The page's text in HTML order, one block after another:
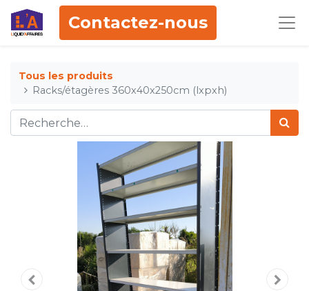
Contactez-nous
Tous les produits
Racks/étagères 360x40x250cm (lxpxh)